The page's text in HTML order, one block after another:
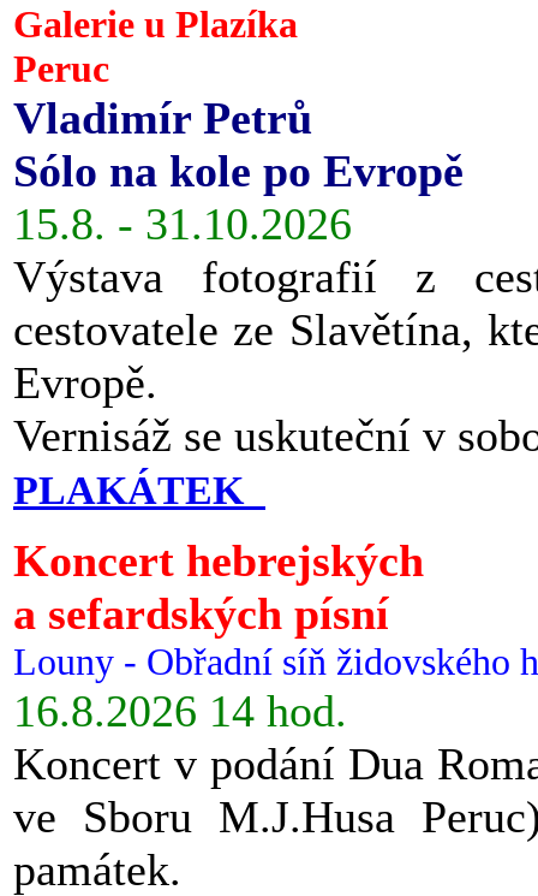
Galerie u Plazíka
Peruc
Vladimír Petrů
Sólo na kole po Evropě
15.8. - 31.10.2026
Výstava fotografií z
cestovatele ze Slavětína,
Evropě.
Vernisáž se uskuteční v
PLAKÁTEK
Koncert hebrejských
a sefardských písní
Louny - Obřadní síň židovského
16.8.2026 14 hod.
Koncert v podání Dua
ve Sboru M.J.Husa
památek.